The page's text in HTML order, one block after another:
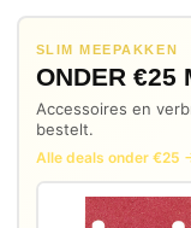
SLIM MEEPAKKEN
ONDER €25
Accessoires en
bestelt.
Alle deals onder €25